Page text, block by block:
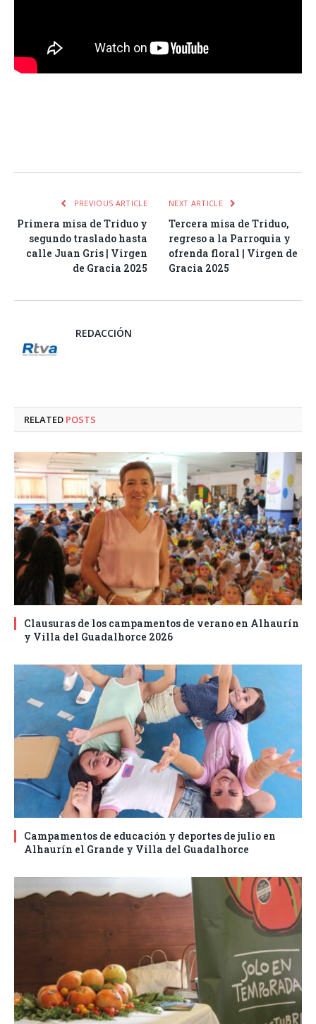
PREVIOUS ARTICLE
Primera misa de Triduo y
segundo traslado hasta
calle Juan Gris | Virgen
de Gracia 2025
NEXT ARTICLE
Tercera misa de Triduo,
regreso a la Parroquia y
ofrenda floral | Virgen de
Gracia 2025
REDACCIÓN
RELATED POSTS
Clausuras de los campamentos de verano en Alhaurín
y Villa del Guadalhorce 2026
Campamentos de educación y deportes de julio en
Alhaurín el Grande y Villa del Guadalhorce